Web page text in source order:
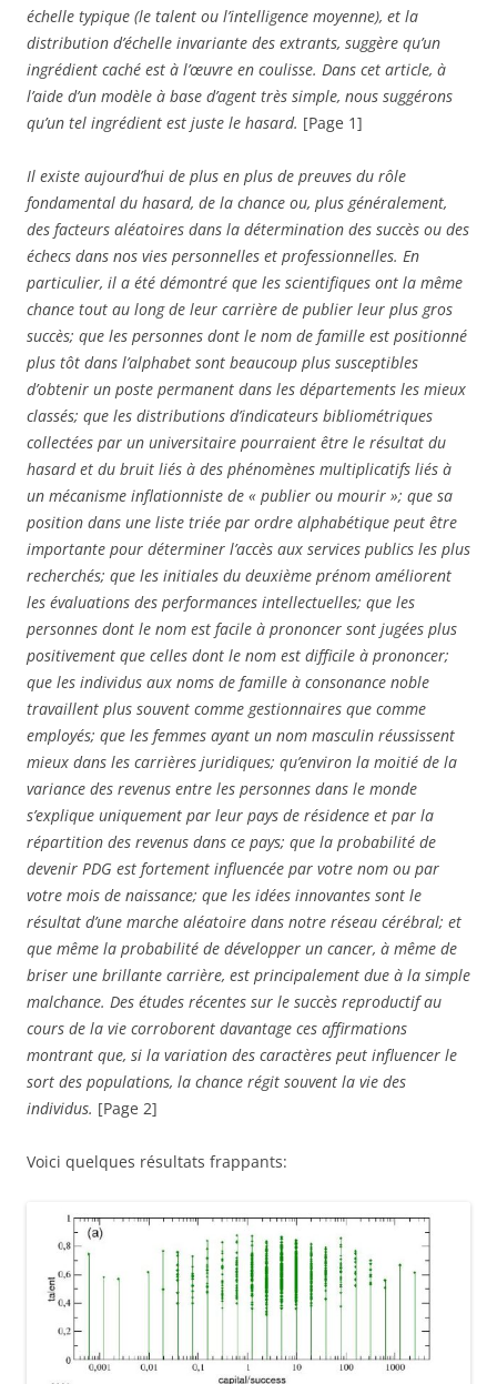
échelle typique (le talent ou l’intelligence moyenne), et la
distribution d’échelle invariante des extrants, suggère qu’un
ingrédient caché est à l’œuvre en coulisse. Dans cet article, à
l’aide d’un modèle à base d’agent très simple, nous suggérons
qu’un tel ingrédient est juste le hasard. [Page 1]
Il existe aujourd’hui de plus en plus de preuves du rôle
fondamental du hasard, de la chance ou, plus généralement,
des facteurs aléatoires dans la détermination des succès ou des
échecs dans nos vies personnelles et professionnelles. En
particulier, il a été démontré que les scientifiques ont la même
chance tout au long de leur carrière de publier leur plus gros
succès; que les personnes dont le nom de famille est positionné
plus tôt dans l’alphabet sont beaucoup plus susceptibles
d’obtenir un poste permanent dans les départements les mieux
classés; que les distributions d’indicateurs bibliométriques
collectées par un universitaire pourraient être le résultat du
hasard et du bruit liés à des phénomènes multiplicatifs liés à
un mécanisme inflationniste de « publier ou mourir »; que sa
position dans une liste triée par ordre alphabétique peut être
importante pour déterminer l’accès aux services publics les plus
recherchés; que les initiales du deuxième prénom améliorent
les évaluations des performances intellectuelles; que les
personnes dont le nom est facile à prononcer sont jugées plus
positivement que celles dont le nom est difficile à prononcer;
que les individus aux noms de famille à consonance noble
travaillent plus souvent comme gestionnaires que comme
employés; que les femmes ayant un nom masculin réussissent
mieux dans les carrières juridiques; qu’environ la moitié de la
variance des revenus entre les personnes dans le monde
s’explique uniquement par leur pays de résidence et par la
répartition des revenus dans ce pays; que la probabilité de
devenir PDG est fortement influencée par votre nom ou par
votre mois de naissance; que les idées innovantes sont le
résultat d’une marche aléatoire dans notre réseau cérébral; et
que même la probabilité de développer un cancer, à même de
briser une brillante carrière, est principalement due à la simple
malchance. Des études récentes sur le succès reproductif au
cours de la vie corroborent davantage ces affirmations
montrant que, si la variation des caractères peut influencer le
sort des populations, la chance régit souvent la vie des
individus. [Page 2]
Voici quelques résultats frappants: